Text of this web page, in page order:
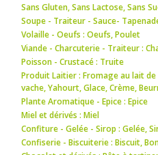
Sans Gluten, Sans Lactose, Sans
Soupe - Traiteur - Sauce-
Volaille - Oeufs : Oeufs,Poulet
Viande - Charcuterie - Traiteur :
Poisson - Crustacé : Truite
Produit Laitier : Fromage au lait de
vache,Yahourt,Glace,Crème,
Plante Aromatique - Epice : Epice
Miel et dérivés : Miel
Confiture - Gelée - Sirop : Gelée,
Confiserie - Biscuiterie : Biscuit,